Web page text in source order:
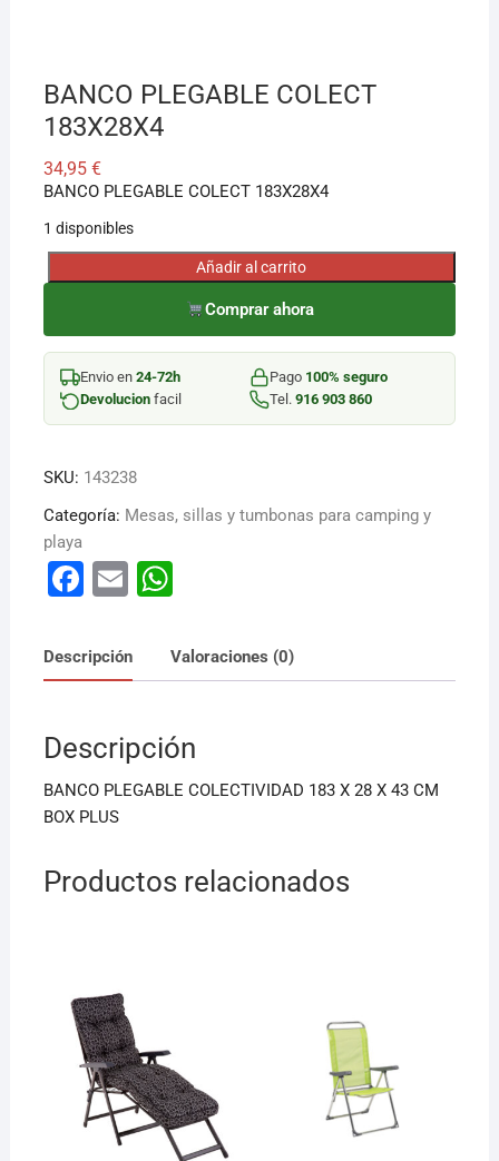
BANCO PLEGABLE COLECT
183X28X4
34,95 €
BANCO PLEGABLE COLECT 183X28X4
1 disponibles
BANCO
COLECT
183X28X4
cantidad
Añadir al carrito
Comprar ahora
Envio en 24-72h Pago 100% seguro
Devolucionfacil Tel. 916 903 860
SKU: 143238
Categoría: Mesas, sillas y tumbonas para camping y
playa
F
c
e
o
o
k
E
ai
l
W
at
s
p
p
Descripción Valoraciones (0)
Descripción
BANCO PLEGABLE COLECTIVIDAD 183 X 28 X 43 CM
BOX PLUS
Productos relacionados
aunque no sepas el nombre exacto